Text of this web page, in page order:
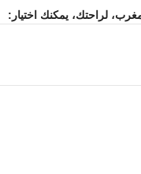
لراحتك، يمكنك اختيار: